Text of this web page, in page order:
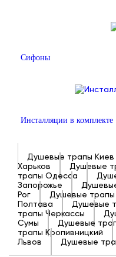
Сифоны
Инсталляции в комплекте
Душевые трапы Киев
Харьков
Душевые
трапы Одесса
Запорожье
Рог
Душевые трапы
Полтава
Душевые
трапы Черкассы
Сумы
Душевые
трапы Кропивницкий
Львов
Душевые